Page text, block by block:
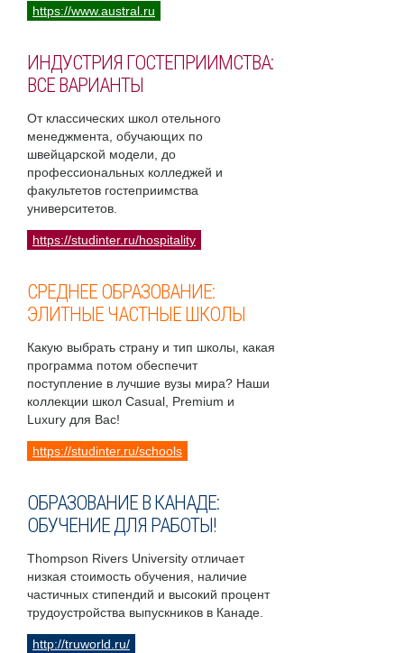
https://www.austral.ru
ИНДУСТРИЯ ГОСТЕПРИИМСТВА:
ВСЕ ВАРИАНТЫ
От классических школ отельного
менеджмента, обучающих по
швейцарской модели, до
профессиональных колледжей и
факультетов гостеприимства
университетов.
https://studinter.ru/hospitality
СРЕДНЕЕ ОБРАЗОВАНИЕ:
ЭЛИТНЫЕ ЧАСТНЫЕ ШКОЛЫ
Какую выбрать страну и тип школы, какая
программа потом обеспечит
поступление в лучшие вузы мира? Наши
коллекции школ Casual, Premium и
Luxury для Вас!
https://studinter.ru/schools
ОБРАЗОВАНИЕ В КАНАДЕ:
ОБУЧЕНИЕ ДЛЯ РАБОТЫ!
Thompson Rivers University отличает
низкая стоимость обучения, наличие
частичных стипендий и высокий процент
трудоустройства выпускников в Канаде.
http://truworld.ru/